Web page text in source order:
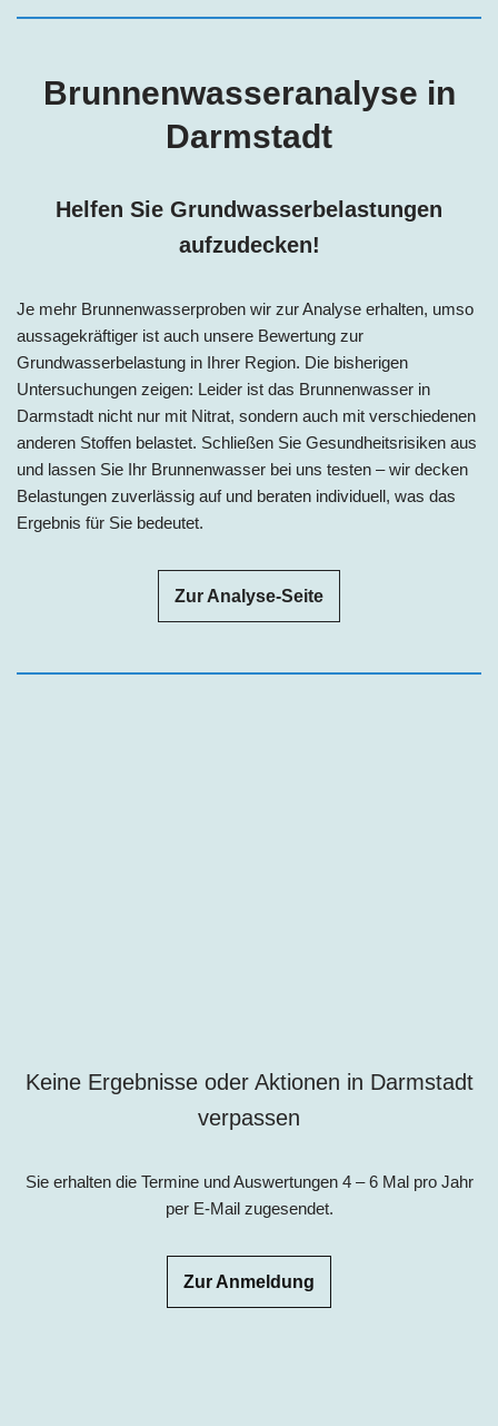
Brunnenwasseranalyse in
Darmstadt
Helfen Sie Grundwasserbelastungen
aufzudecken!
Je mehr Brunnenwasserproben wir zur Analyse erhalten, umso
aussagekräftiger ist auch unsere Bewertung zur
Grundwasserbelastung in Ihrer Region. Die bisherigen
Untersuchungen zeigen: Leider ist das Brunnenwasser in
Darmstadt nicht nur mit Nitrat, sondern auch mit verschiedenen
anderen Stoffen belastet. Schließen Sie Gesundheitsrisiken aus
und lassen Sie Ihr Brunnenwasser bei uns testen – wir decken
Belastungen zuverlässig auf und beraten individuell, was das
Ergebnis für Sie bedeutet.
Zur Analyse-Seite
Keine Ergebnisse oder Aktionen in Darmstadt
verpassen
Sie erhalten die Termine und Auswertungen 4 – 6 Mal pro Jahr
per E-Mail zugesendet.
Zur Anmeldung